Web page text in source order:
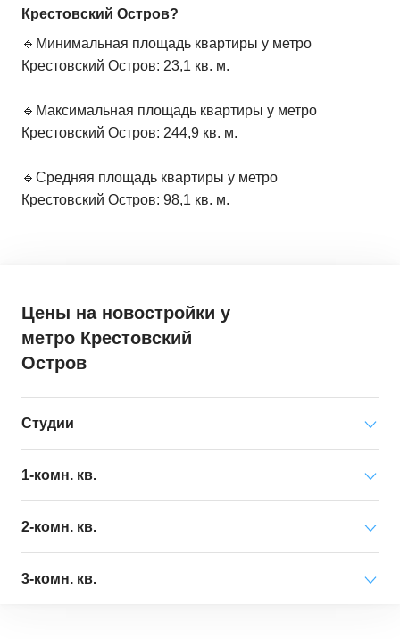
Крестовский Остров?
🔹Минимальная площадь квартиры у метро
Крестовский Остров: 23,1 кв. м.
🔹Максимальная площадь квартиры у метро
Крестовский Остров: 244,9 кв. м.
🔹Средняя площадь квартиры у метро
Крестовский Остров: 98,1 кв. м.
Цены на новостройки у
метро Крестовский
Остров
Студии
Минимальная цена от 42 833 000 ₽
1-комн. кв.
Минимальная цена от 22 412 000 ₽
2-комн. кв.
Минимальная цена от 35 007 000 ₽
3-комн. кв.